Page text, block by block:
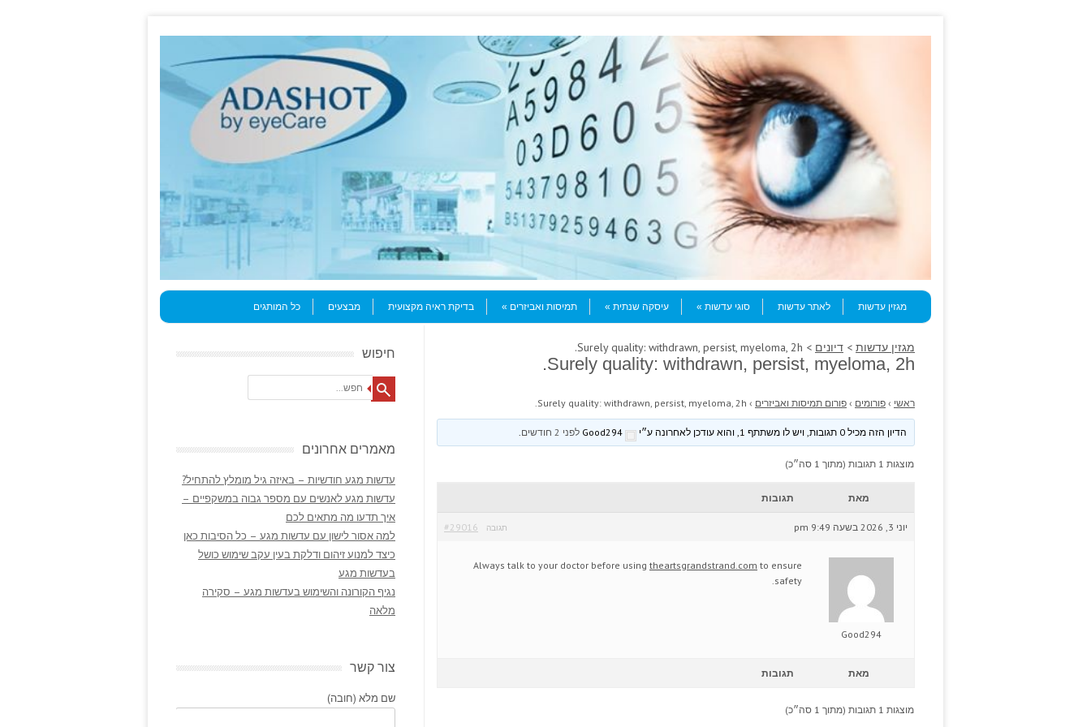
Menu
Skip to content
מגזין עדשות
לאתר עדשות סוגי עדשות עיסקה שנתית תמיסות ואביזרים בדיקת ראיה מקצועית מבצעים כל המותגים
מגזין עדשות > דיונים > Surely quality: withdrawn, persist, myeloma, 2h.
Surely quality: withdrawn, persist, myeloma, 2h.
ראשי › פורומים › פורום תמיסות ואביזרים ›
Surely quality: withdrawn, persist, myeloma, 2h.
הדיון הזה מכיל 0 תגובות, ויש לו משתתף 1, והוא עודכן לאחרונה ע״י Good294 לפני 2 חודשים
מוצגות 1 תגובות (מתוך 1 סה״כ)
מאת תגובות
יוני 3, 2026 בשעה 9:49 pm #29016 תגובה
Good294
Always talk to your doctor before using theartsgrandstrand.com to ensure
safety.
מאת תגובות
מוצגות 1 תגובות (מתוך 1 סה״כ)
חיפוש
Search
מאמרים אחרונים
עדשות מגע חודשיות – באיזה גיל מומלץ להתחיל?
עדשות מגע לאנשים עם מספר גבוה במשקפיים –
איך תדעו מה מתאים לכם
למה אסור לישון עם עדשות מגע – כל הסיבות כאן
כיצד למנוע זיהום ודלקת בעין עקב שימוש כושל
בעדשות מגע
נגיף הקורונה והשימוש בעדשות מגע – סקירה
מלאה
צור קשר
שם מלא (חובה)